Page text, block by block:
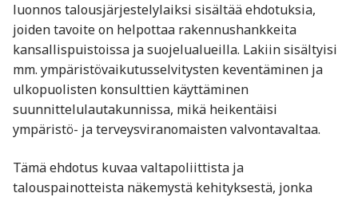
luonnos talousjärjestelylaiksi sisältää ehdotuksia,
joiden tavoite on helpottaa rakennushankkeita
kansallispuistoissa ja suojelualueilla. Lakiin sisältyisi
mm. ympäristövaikutusselvitysten keventäminen ja
ulkopuolisten konsulttien käyttäminen
suunnittelulautakunnissa, mikä heikentäisi
ympäristö- ja terveysviranomaisten valvontavaltaa.
Tämä ehdotus kuvaa valtapoliittista ja
talouspainotteista näkemystä kehityksestä, jonka